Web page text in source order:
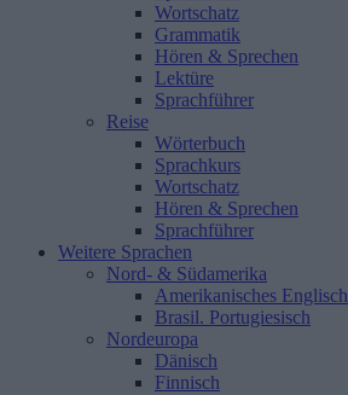
Wortschatz
Grammatik
Hören & Sprechen
Lektüre
Sprachführer
Reise
Wörterbuch
Sprachkurs
Wortschatz
Hören & Sprechen
Sprachführer
Weitere Sprachen
Nord- & Südamerika
Amerikanisches Englisch
Brasil. Portugiesisch
Nordeuropa
Dänisch
Finnisch